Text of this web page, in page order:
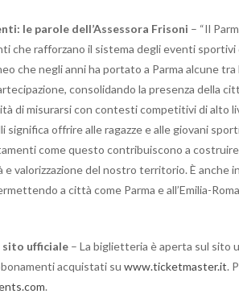
le parole dell’Assessora Frisoni – “Il
che rafforzano il sistema degli eventi sportivi
che negli anni ha portato a Parma alcune
consolidando la presenza della
di misurarsi con contesti competitivi di alto
significa offrire alle ragazze e alle giovani
come questo contribuiscono a
valorizzazione del nostro territorio. È anche
a città come Parma e all’Emilia-
ufficiale – La biglietteria è aperta sul sito
acquistati su www.ticketmaster.it.
.